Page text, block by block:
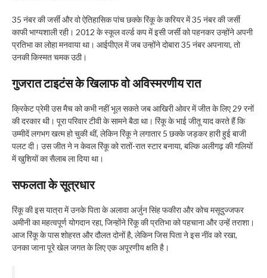
35 नंबर की जर्सी और वो ऐतिहासिक पांच छक्के ​रिंकू के करियर में 35 नंबर की जर्सी
काफी भाग्यशाली रही। 2012 के स्कूल वर्ल्ड कप में इसी जर्सी को पहनकर उन्होंने अपनी
प्रतिभा का लोहा मनवाया था। आईपीएल में जब उन्होंने दोबारा 35 नंबर अपनाया, तो
उनकी किस्मत चमक उठी।
​गुजरात टाइटंस के खिलाफ वो अविस्मरणीय रात
क्रिकेट प्रेमी उस मैच को कभी नहीं भूल सकते जब आखिरी ओवर में जीत के लिए 29 रनों
की दरकार थी। पूरा परिवार टीवी के सामने बैठा था। रिंकू के भाई जीतू याद करते हैं कि
उम्मीदें लगभग खत्म हो चुकी थीं, लेकिन रिंकू ने लगातार 5 छक्के जड़कर हारी हुई बाजी
पलट दी। उस जीत ने न केवल रिंकू को रातों-रात स्टार बनाया, बल्कि अलीगढ़ की गलियों
में खुशियों का सैलाब ला दिया था।
​सफलता के सूत्रधार
​रिंकू की इस यात्रा में उनके पिता के अलावा अर्जुन सिंह फकीरा और कोच मसूदुज्जफर
अमीनी का महत्वपूर्ण योगदान रहा, जिन्होंने रिंकू की प्रतिभा को पहचाना और उन्हें तराशा।
आज रिंकू के पास शोहरत और दौलत दोनों है, लेकिन जिस पिता ने इस नींव को रखा,
उनका जाना पूरे खेल जगत के लिए एक अपूरणीय क्षति है।